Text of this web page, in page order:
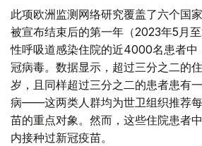
此项欧洲监测网络研究覆盖了六个国
被宣布结束后的第一年（2023年5月
性呼吸道感染住院的近4000名患者中
冠病毒。数据显示，超过三分之二的
岁，且同样超过三分之二的患者患有
病——这两类人群均为世卫组织推荐
苗的重点对象。然而，这些住院患者
内接种过新冠疫苗。